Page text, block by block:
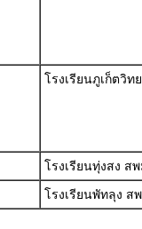
โรงเรียนภูเก็ตวิ
โรงเรียนทุ่งสง ส
โรงเรียนพัทลุง ส